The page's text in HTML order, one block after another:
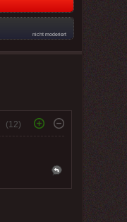
nicht moderiert
(12)